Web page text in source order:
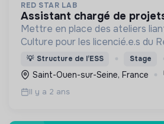
RED STAR LAB
assistant chargé de
Mettre en place des ateliers
Culture pour les licencié.e.s du
leur faire découvrir des univers
révéler leurs talents autres que
💡 Structure de l’ESS Stage
Saint-Ouen-sur-Seine, France
Il y a 2 ans